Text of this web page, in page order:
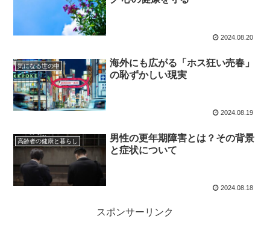
2024.08.20
気になる世の中
海外にも広がる「ホス狂い売春」
の恥ずかしい現実
2024.08.19
高齢者の健康と暮らし
男性の更年期障害とは？その背景
と症状について
2024.08.18
スポンサーリンク